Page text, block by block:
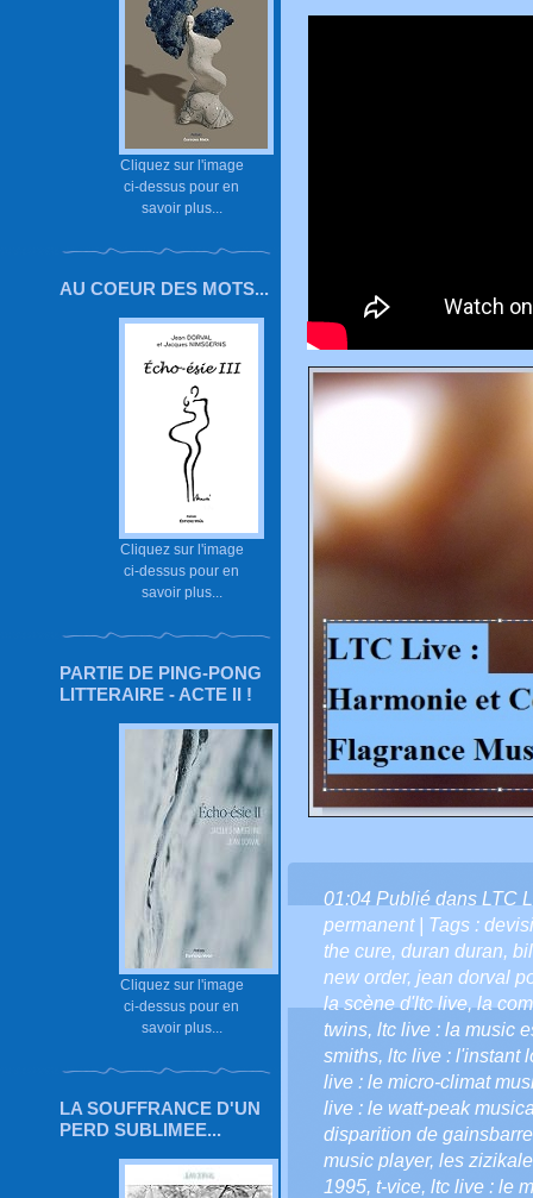
Cliquez sur l'image
ci-dessus pour en
savoir plus...
AU COEUR DES MOTS...
Cliquez sur l'image
ci-dessus pour en
savoir plus...
PARTIE DE PING-PONG
LITTERAIRE - ACTE II !
Cliquez sur l'image
ci-dessus pour en
savoir plus...
LA SOUFFRANCE D'UN
PERD SUBLIMEE...
01:04 Publié dans LTC
permanent| Tags :
the cure, duran duran,
new order, jean dorval
la scène d'ltc live,la
twins, ltc live : la music
smiths, ltc live : l'instant
live : le micro-climat
live : le watt-peak
disparition de gainsbarre
music player, les
1995, t-vice, ltc live : le